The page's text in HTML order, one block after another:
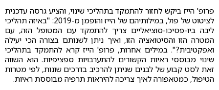
פרופ' הייז ביקש לחזור להתמקד בתהליכי שינוי, והציע גרסה עדכנית
לציטוט של פול, במילותיהם של הייז והופמן מ-2019: "באיזה תהליכי
ליבה ביו-פסיכו-סוציאליים צריך להתמקד עם המטופל הזה, עם
המטרה הזו והסיטואציה הזו, ואיך ניתן לשנותם בצורה הכי יעילה
ואפקטיבית?". במילים אחרות, פרופ' הייז קרא להתמקד בתהליכי
שינוי מבוססי ראיות הקשורים להתערבויות ספציפיות. הוא השווה
זאת לסט קבוע של לבנים שניתן להרכיב בדרכים שונות, לפי מטרות
הטיפול, כמטאפורה לאיך צריכה להיראות תרפיה מבוססת ראיות.